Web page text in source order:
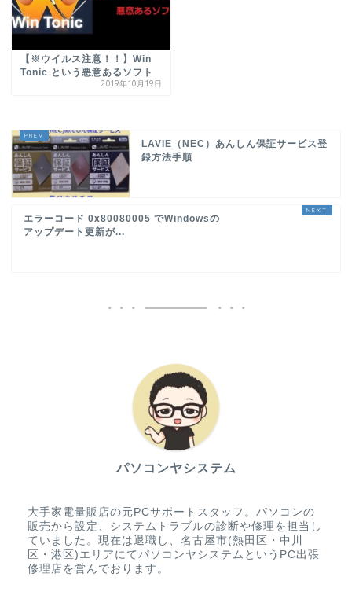
【※ウイルス注意！！】Win
Tonic という悪意あるソフト
2019年10月19日
LAVIE（NEC）あんしん保証サービス登
録方法手順
エラーコード 0x80080005 でWindowsの
アップデート更新が...
パソコンヤシステム
大手家電量販店の元PCサポートスタッフ。パソコンの
販売から設定、システムトラブルの診断や修理を担当し
ていました。現在は退職し、名古屋市(熱田区・中川
区・港区)エリアにてパソコンヤシステムというPC出張
修理店を営んでおります。